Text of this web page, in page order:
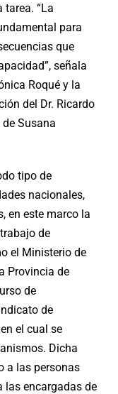
tarea. “La
para
que
señala
Roqué y la
del Dr. Ricardo
Susana
tipo de
nacionales,
en este marco la
de
el Ministerio de
Provincia de
de
de
el cual se
Dicha
a las personas
las encargadas de